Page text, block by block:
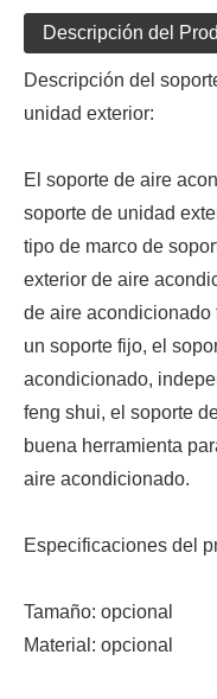
Descripción del
Descripción del
unidad exterior:
El soporte de aire
soporte de unidad
tipo de marco de
exterior de aire
de aire acondicionado
un soporte fijo, el
acondicionado,
feng shui, el soporte
buena herramienta
aire acondicionado.
Especificaciones del
Tamaño: opcional
Material: opcional